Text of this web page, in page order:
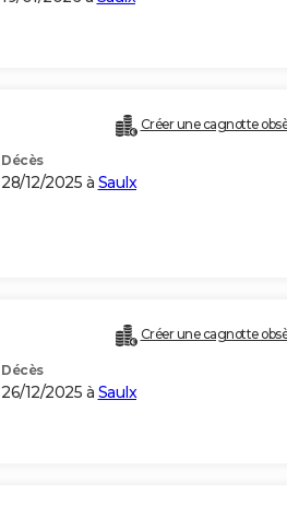
Créer une cagnotte
Décès
28/12/2025 à Saulx
Créer une cagnotte
Décès
26/12/2025 à Saulx